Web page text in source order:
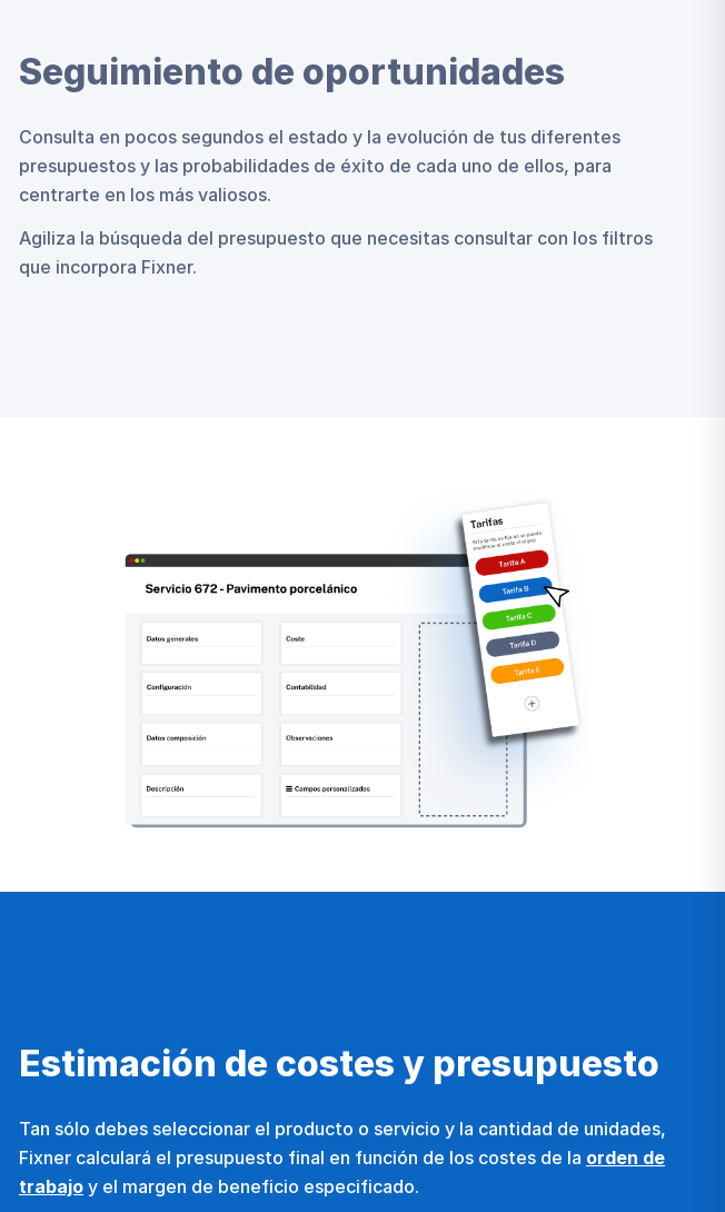
Seguimiento de oportunidades
Consulta en pocos segundos el estado y la evolución de tus diferentes
presupuestos y las probabilidades de éxito de cada uno de ellos, para
centrarte en los más valiosos.
Agiliza la búsqueda del presupuesto que necesitas consultar con los filtros
que incorpora Fixner.
Estimación de costes y presupuesto
Tan sólo debes seleccionar el producto o servicio y la cantidad de unidades,
Fixner calculará el presupuesto final en función de los costes de la orden de
trabajo y el margen de beneficio especificado.